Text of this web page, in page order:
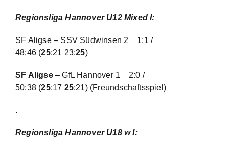
Regionsliga Hannover U12 Mixed I:
SF Aligse – SSV Südwinsen 2 1:1 /
48:46 (25:21 23:25)
SF Aligse– GfL Hannover 1 2:0 /
50:38 (25:17 25:21)(Freundschaftsspiel)
.
Regionsliga Hannover U18 w I: